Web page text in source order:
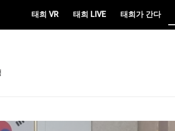
태희 VR 태희 LIVE 태희가 간다